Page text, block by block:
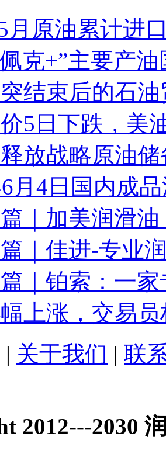
月原油累计进
克+”主要产
结束后的石
5日下跌，美
放战略原油
月4日国内成
｜加美润滑
｜佳进-专业
｜铂索：一
上涨，交易
| 关于我们 | 联
2012---2030